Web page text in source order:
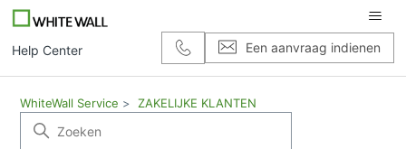
Help Center Een aanvraag indienen
WhiteWall Service ZAKELIJKE KLANTEN